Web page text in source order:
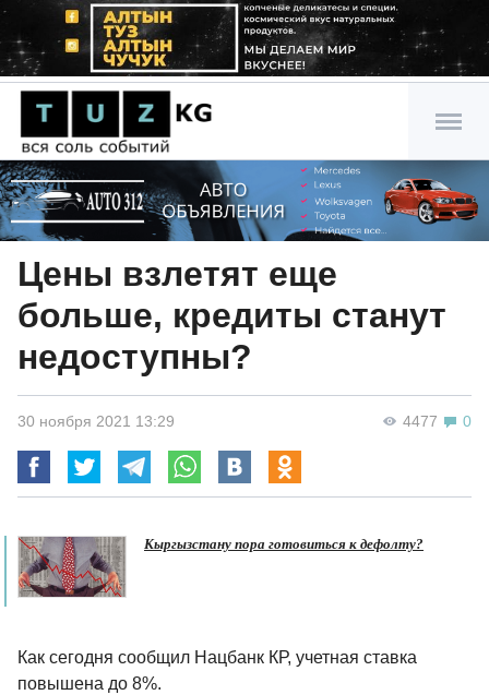
Цены взлетят еще
больше, кредиты станут
недоступны?
4477 0
30 ноября 2021 13:29
Кыргызстану пора готовиться к дефолту?
Как сегодня сообщил Нацбанк КР, учетная ставка
повышена до 8%.